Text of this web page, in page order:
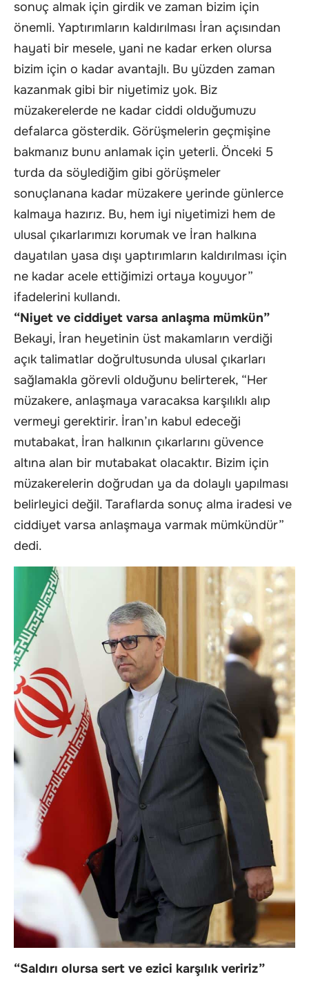
sonuç almak için girdik ve zaman bizim için
önemli. Yaptırımların kaldırılması İran açısından
hayati bir mesele, yani ne kadar erken olursa
bizim için o kadar avantajlı. Bu yüzden zaman
kazanmak gibi bir niyetimiz yok. Biz
müzakerelerde ne kadar ciddi olduğumuzu
defalarca gösterdik. Görüşmelerin geçmişine
bakmanız bunu anlamak için yeterli. Önceki 5
turda da söylediğim gibi görüşmeler
sonuçlanana kadar müzakere yerinde günlerce
kalmaya hazırız. Bu, hem iyi niyetimizi hem de
ulusal çıkarlarımızı korumak ve İran halkına
dayatılan yasa dışı yaptırımların kaldırılması için
ne kadar acele ettiğimizi ortaya koyuyor”
ifadelerini kullandı.
“Niyet ve ciddiyet varsa anlaşma mümkün”
Bekayi, İran heyetinin üst makamların verdiği
açık talimatlar doğrultusunda ulusal çıkarları
sağlamakla görevli olduğunu belirterek, “Her
müzakere, anlaşmaya varacaksa karşılıklı alıp
vermeyi gerektirir. İran’ın kabul edeceği
mutabakat, İran halkının çıkarlarını güvence
altına alan bir mutabakat olacaktır. Bizim için
müzakerelerin doğrudan ya da dolaylı yapılması
belirleyici değil. Taraflarda sonuç alma iradesi ve
ciddiyet varsa anlaşmaya varmak mümkündür”
dedi.
“Saldırı olursa sert ve ezici karşılık veririz”